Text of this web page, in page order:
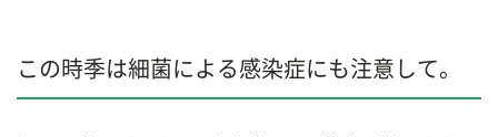
この時季は細菌による感染症にも注意して。